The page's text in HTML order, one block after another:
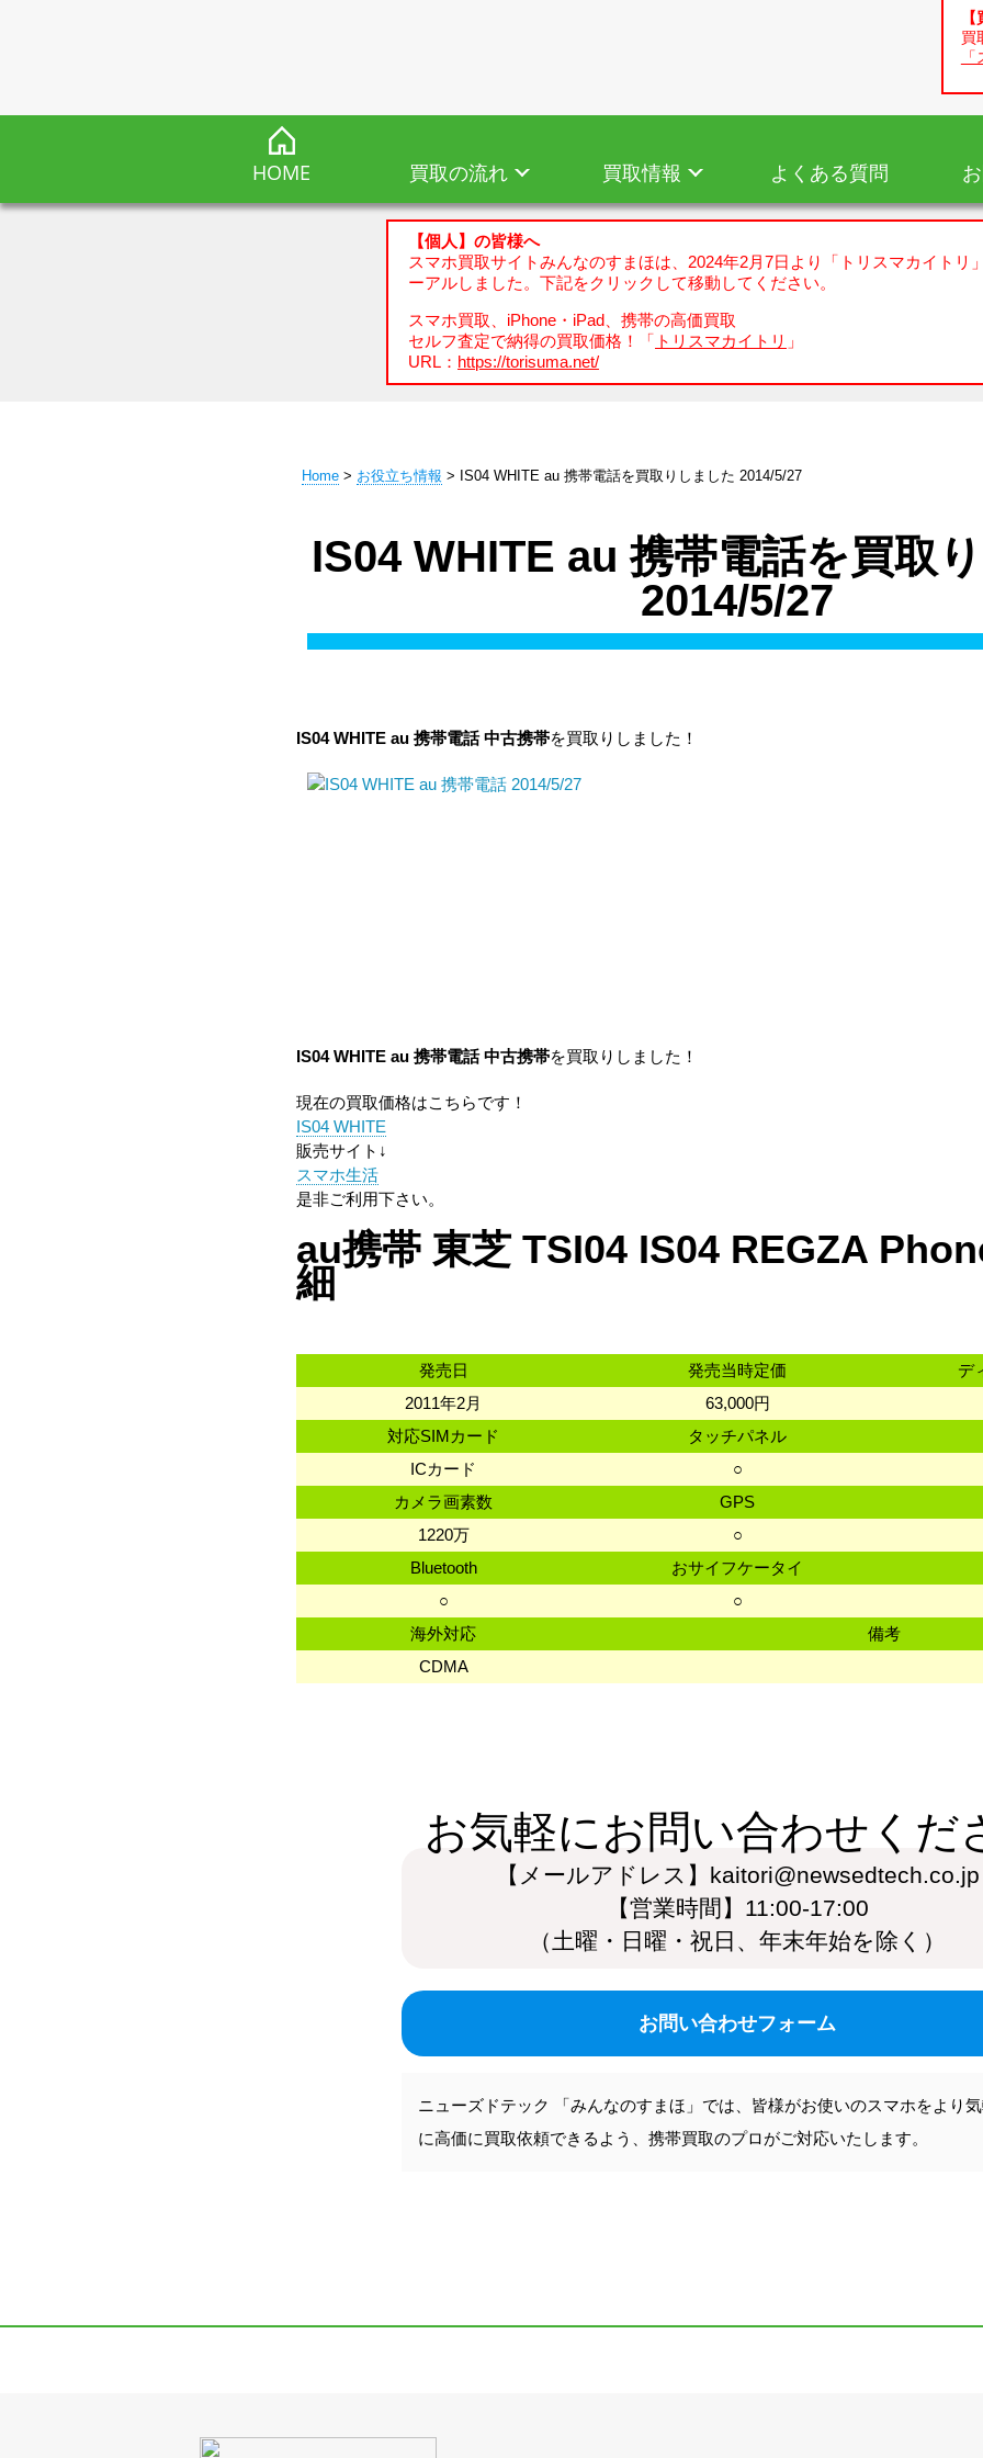
買
HOME 買取の流れ 買取情報 よくある質問
【個人】の皆様へ
スマホ買取サイトみんなのすまほは、2024年2月7日より「トリスマカイトリ
ーアルしました。下記をクリックして移動してください。
スマホ買取、iPhone・iPad、携帯の高価買取
セルフ査定で納得の買取価格！「 トリスマカイトリ 」
URL： https://torisuma.net/
Home > お役立ち情報 > IS04 WHITE au 携帯電話を買取りしました 2014/5/27
IS04 WHITE au 携帯電話を買取
2014/5/27
IS04 WHITE au 携帯電話 中古携帯を買取りしました！
IS04 WHITE au 携帯電話 中古携帯を買取りしました！
現在の買取価格はこちらです！
IS04 WHITE
販売サイト↓
スマホ生活
是非ご利用下さい。
au携帯 東芝 TSI04 IS04 REGZA
細
発売日 発売当時定価
デ
2011年2月
63,000円
対応SIMカード
タッチパネル
ICカード
○
カメラ画素数
GPS
1220万
○
Bluetooth
おサイフケータイ
○
○
海外対応
備考
CDMA
お気軽にお問い合わせくだ
【メールアドレス】kaitori@newsedtech.co.jp
【営業時間】11:00-17:00
（土曜・日曜・祝日、年末年始を除く）
お問い合わせフォーム
ニューズドテック 「みんなのすまほ」では、皆様がお使いのスマホをより
に高価に買取依頼できるよう、携帯買取のプロがご対応いたします。